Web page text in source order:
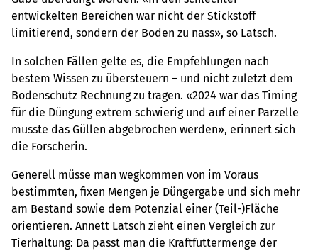
entwickelten Bereichen war nicht der Stickstoff
limitierend, sondern der Boden zu nass», so Latsch.
In solchen Fällen gelte es, die Empfehlungen nach
bestem Wissen zu übersteuern – und nicht zuletzt dem
Bodenschutz Rechnung zu tragen. «2024 war das Timing
für die Düngung extrem schwierig und auf einer Parzelle
musste das Güllen abgebrochen werden», erinnert sich
die Forscherin.
Generell müsse man wegkommen von im Voraus
bestimmten, fixen Mengen je Düngergabe und sich mehr
am Bestand sowie dem Potenzial einer (Teil-)Fläche
orientieren. Annett Latsch zieht einen Vergleich zur
Tierhaltung: Da passt man die Kraftfuttermenge der